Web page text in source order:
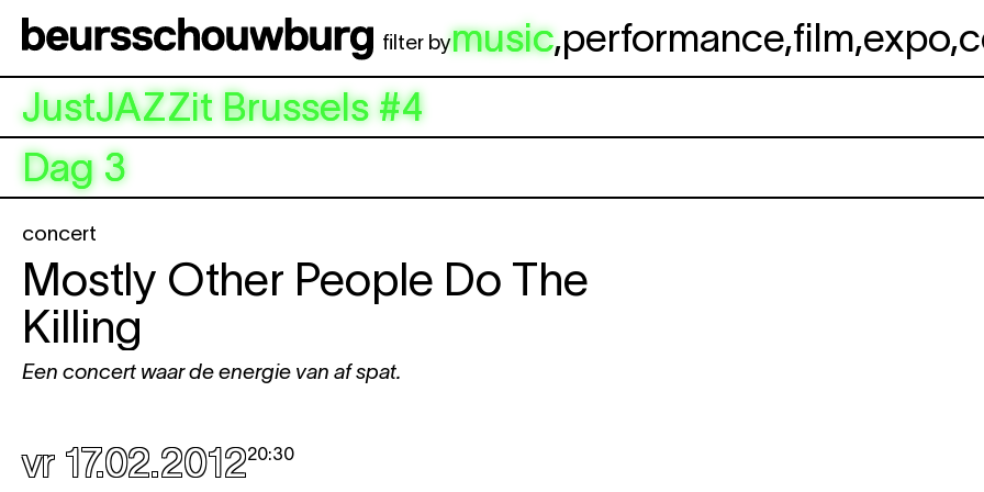
filter bymusic,performance,film,expo,
JustJAZZit Brussels #4
Dag 3
concert
Mostly Other People Do The
Killing
Een concert waar de energie van af spat.
vr 17.02.201220:30